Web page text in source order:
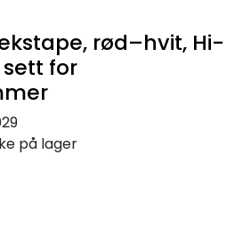
rød–hvit, Hi-
for
på lager